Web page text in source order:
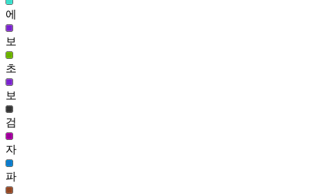
아잉 얼굴(여)
336,483
13
졸린 얼굴(남)
324,410
14
동그래 얼굴(여)
307,263
에
보
초
보
검
자
파